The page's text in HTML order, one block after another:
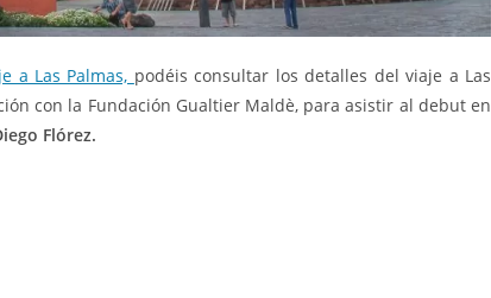
a Las Palmas, podéis consultar los detalles del viaje a Las
con la Fundación Gualtier Maldè, para asistir al debut en
Flórez.